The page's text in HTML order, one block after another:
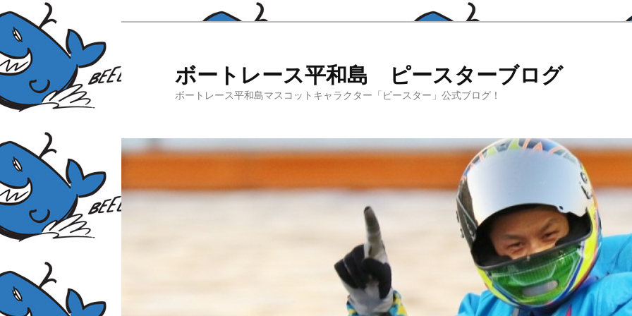
ボートレース平和島 ピースターブログ
ボートレース平和島マスコットキャラクター「ピースター」公式ブログ！